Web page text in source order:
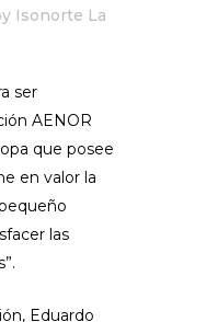
Isonorte La
ser
AENOR
que posee
en valor la
las
Eduardo